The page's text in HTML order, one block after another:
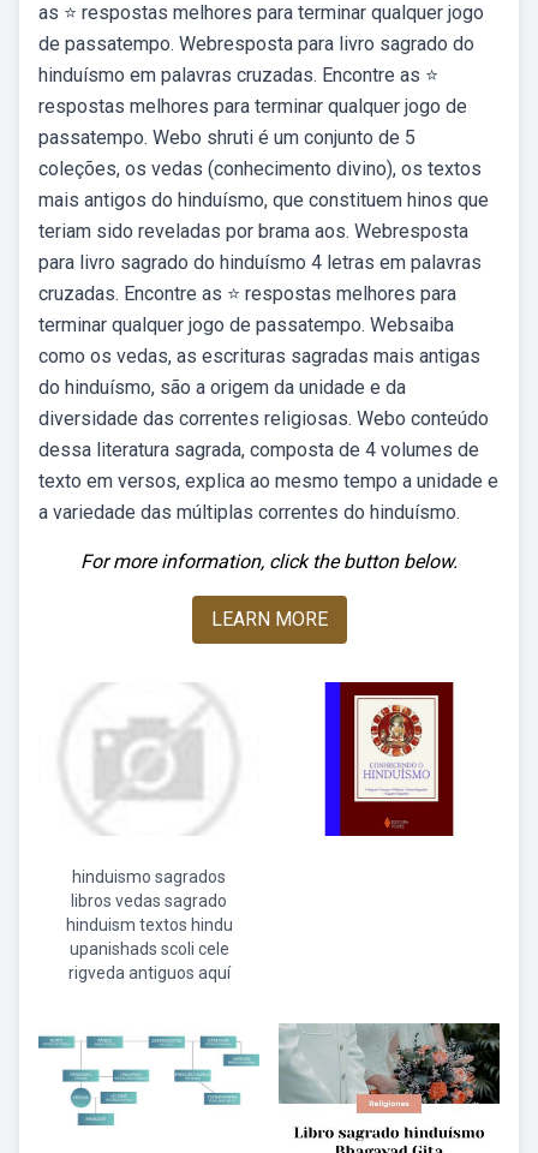
as ⭐ respostas melhores para terminar qualquer jogo
de passatempo. Webresposta para livro sagrado do
hinduísmo em palavras cruzadas. Encontre as ⭐
respostas melhores para terminar qualquer jogo de
passatempo. Webo shruti é um conjunto de 5
coleções, os vedas (conhecimento divino), os textos
mais antigos do hinduísmo, que constituem hinos que
teriam sido reveladas por brama aos. Webresposta
para livro sagrado do hinduísmo 4 letras em palavras
cruzadas. Encontre as ⭐ respostas melhores para
terminar qualquer jogo de passatempo. Websaiba
como os vedas, as escrituras sagradas mais antigas
do hinduísmo, são a origem da unidade e da
diversidade das correntes religiosas. Webo conteúdo
dessa literatura sagrada, composta de 4 volumes de
texto em versos, explica ao mesmo tempo a unidade e
a variedade das múltiplas correntes do hinduísmo.
For more information, click the button below.
LEARN MORE
hinduismo sagrados
libros vedas sagrado
hinduism textos hindu
upanishads scoli cele
rigveda antiguos aquí